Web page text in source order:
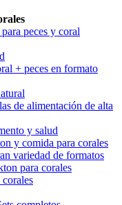
peces y coral
+ peces en formato
de alimentación de alta
y salud
y comida para corales
variedad de formatos
para corales